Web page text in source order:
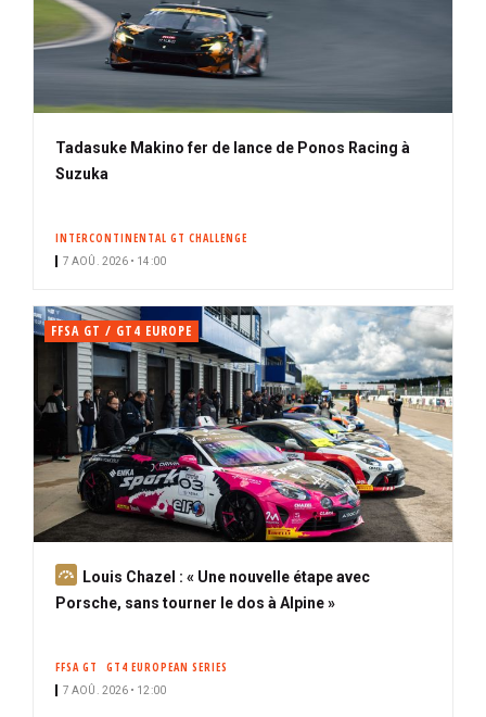
Tadasuke Makino fer de lance de Ponos Racing à
Suzuka
INTERCONTINENTAL GT CHALLENGE
7 AOÛ. 2026 • 14:00
FFSA GT / GT4 EUROPE
A
b
Louis Chazel : « Une nouvelle étape avec
Porsche, sans tourner le dos à Alpine »
FFSA GT GT4 EUROPEAN SERIES
7 AOÛ. 2026 • 12:00